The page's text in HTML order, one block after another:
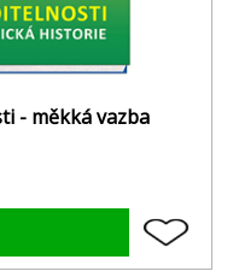
- měkká vazba